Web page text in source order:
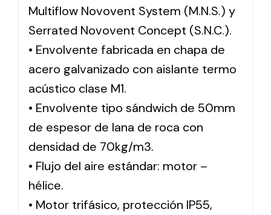
Multiflow Novovent System (M.N.S.) y
Serrated Novovent Concept (S.N.C.).
• Envolvente fabricada en chapa de
acero galvanizado con aislante termo
acústico clase M1.
• Envolvente tipo sándwich de 50mm
de espesor de lana de roca con
densidad de 70kg/m3.
• Flujo del aire estándar: motor –
hélice.
• Motor trifásico, protección IP55,